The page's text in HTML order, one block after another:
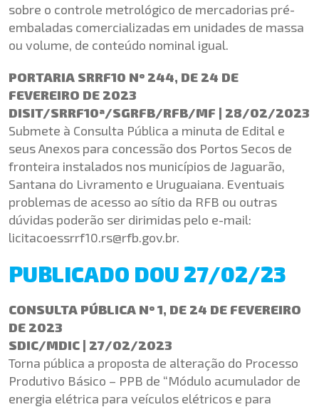
sobre o controle metrológico de mercadorias pré-
embaladas comercializadas em unidades de massa
ou volume, de conteúdo nominal igual.
PORTARIA SRRF10 Nº 244, DE 24 DE
FEVEREIRO DE 2023
DISIT/SRRF10ª/SGRFB/RFB/MF | 28/02/2023
Submete à Consulta Pública a minuta de Edital e
seus Anexos para concessão dos Portos Secos de
fronteira instalados nos municípios de Jaguarão,
Santana do Livramento e Uruguaiana. Eventuais
problemas de acesso ao sítio da RFB ou outras
dúvidas poderão ser dirimidas pelo e-mail:
licitacoessrrf10.rs@rfb.gov.br.
PUBLICADO DOU 27/02/23
CONSULTA PÚBLICA Nº 1, DE 24 DE FEVEREIRO
DE 2023
SDIC/MDIC | 27/02/2023
Torna pública a proposta de alteração do Processo
Produtivo Básico – PPB de “Módulo acumulador de
energia elétrica para veículos elétricos e para